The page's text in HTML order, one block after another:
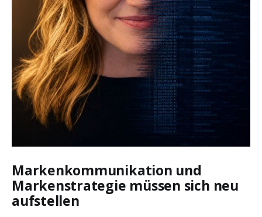
Markenkommunikation und
Markenstrategie müssen sich neu
aufstellen